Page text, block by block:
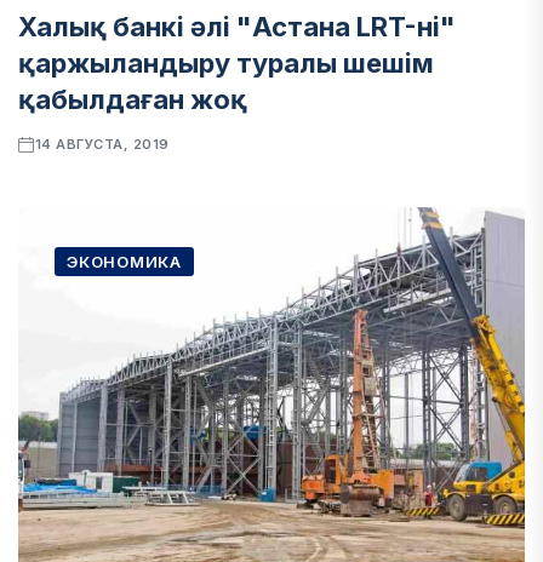
Халық банкі әлі "Астана LRT-ні"
қаржыландыру туралы шешім
қабылдаған жоқ
14 АВГУСТА, 2019
ЭКОНОМИКА